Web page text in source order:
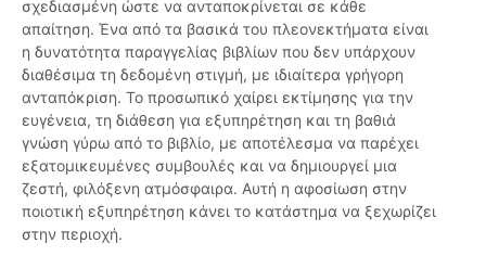
σχεδιασμένη ώστε να ανταποκρίνεται σε κάθε
απαίτηση. Ένα από τα βασικά του πλεονεκτήματα είναι
η δυνατότητα παραγγελίας βιβλίων που δεν υπάρχουν
διαθέσιμα τη δεδομένη στιγμή, με ιδιαίτερα γρήγορη
ανταπόκριση. Το προσωπικό χαίρει εκτίμησης για την
ευγένεια, τη διάθεση για εξυπηρέτηση και τη βαθιά
γνώση γύρω από το βιβλίο, με αποτέλεσμα να παρέχει
εξατομικευμένες συμβουλές και να δημιουργεί μια
ζεστή, φιλόξενη ατμόσφαιρα. Αυτή η αφοσίωση στην
ποιοτική εξυπηρέτηση κάνει το κατάστημα να ξεχωρίζει
στην περιοχή.